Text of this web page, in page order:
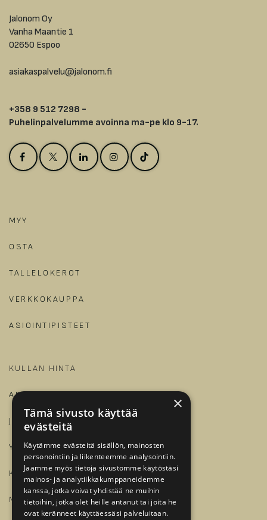
Jalonom Oy
Vanha Maantie 1
02650 Espoo
asiakaspalvelu@jalonom.fi
+358 9 512 7298 -
Puhelinpalvelumme avoinna ma-pe klo 9-17.
MYY
OSTA
TALLELOKEROT
VERKKOKAUPPA
ASIOINTIPISTEET
KULLAN HINTA
ARTIKKELIT JA OPPAAT
JALONOM
YRITYKSILLE
KIRJAUDU
MEILLE TÖIHIN?​
×
Tämä sivusto käyttää
evästeitä
Käytämme evästeitä sisällön, mainosten
personointiin ja liikenteemme analysointiin.
Jaamme myös tietoja sivustomme käytöstäsi
mainos- ja analytiikkakumppaneidemme
kanssa, jotka voivat yhdistää ne muihin
tietoihin, jotka olet heille antanut tai joita he
ovat keränneet käyttäessäsi palveluitaan.